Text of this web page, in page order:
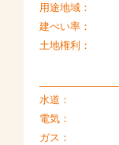
用途地域：
建ぺい率：
土地権利：
水道：
電気：
ガス：